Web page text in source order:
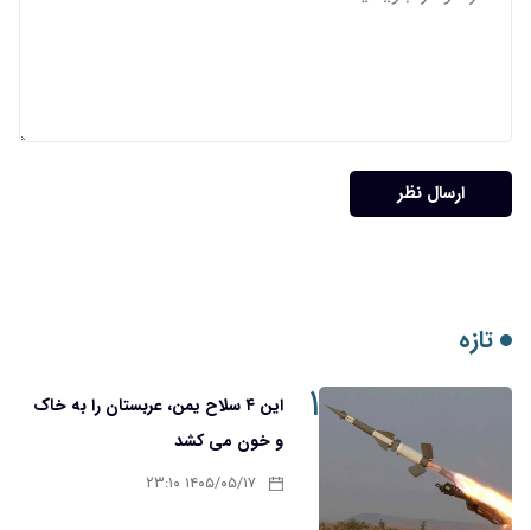
۱
این ۴ سلاح یمن، عربستان را به خاک
و خون می کشد
۱۴۰۵/۰۵/۱۷ ۲۳:۱۰